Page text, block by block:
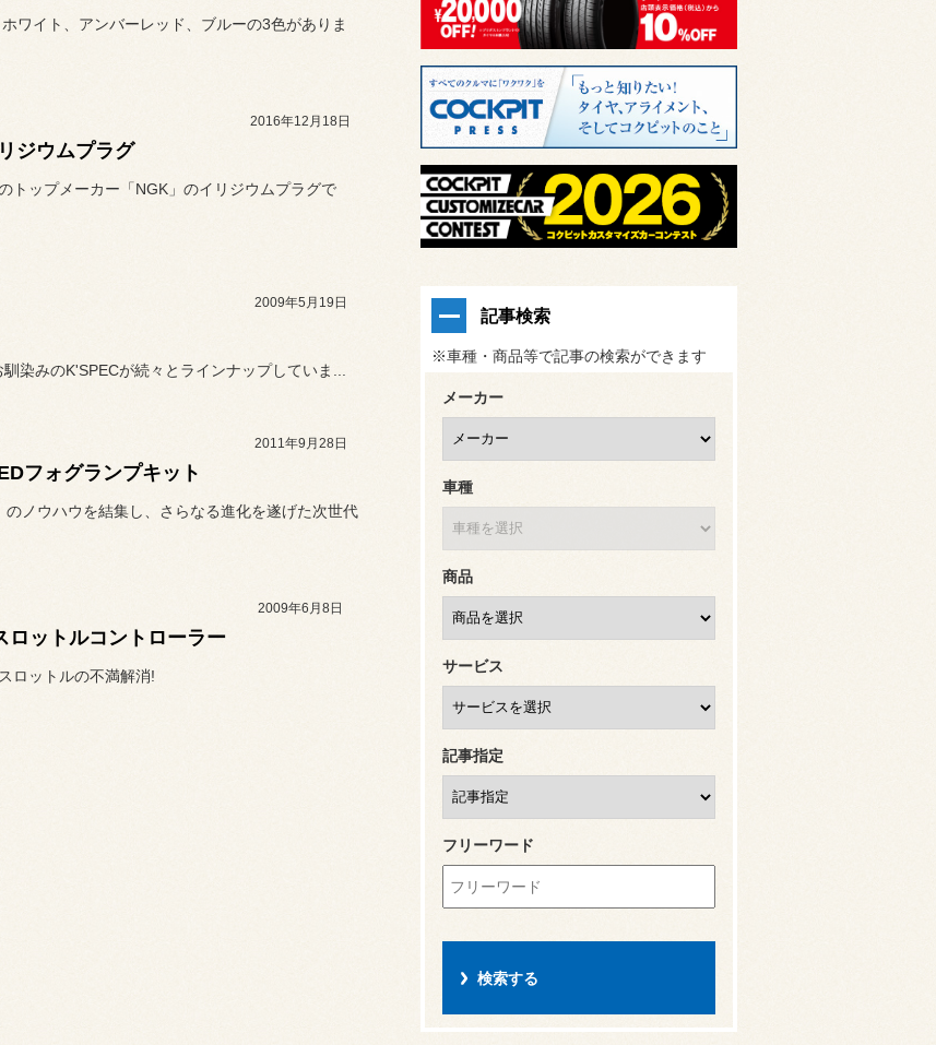
ワイト、アンバーレッド、ブルーの3色がありま
2016年12月18日
ジウムプラグ
トップメーカー「NGK」のイリジウムプラグで
2009年5月19日
染みのK'SPECが続々とラインナップしていま...
2011年9月28日
フォグランプキット
のノウハウを結集し、さらなる進化を遂げた次世代
2009年6月8日
ロットルコントローラー
ロットルの不満解消!
記事検索
※車種・商品等で記事の検索ができます
メーカー
車種
商品
サービス
記事指定
フリーワード